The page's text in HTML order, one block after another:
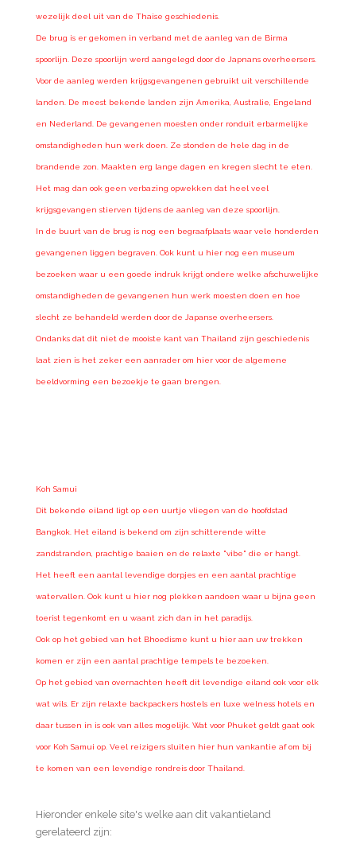
wezelijk deel uit van de Thaise geschiedenis.
De brug is er gekomen in verband met de aanleg van de Birma
spoorlijn. Deze spoorlijn werd aangelegd door de Japnans overheersers.
Voor de aanleg werden krijgsgevangenen gebruikt uit verschillende
landen. De meest bekende landen zijn Amerika, Australie, Engeland
en Nederland. De gevangenen moesten onder ronduit erbarmelijke
omstandigheden hun werk doen. Ze stonden de hele dag in de
brandende zon. Maakten erg lange dagen en kregen slecht te eten.
Het mag dan ook geen verbazing opwekken dat heel veel
krijgsgevangen stierven tijdens de aanleg van deze spoorlijn.
In de buurt van de brug is nog een begraafplaats waar vele honderden
gevangenen liggen begraven. Ook kunt u hier nog een museum
bezoeken waar u een goede indruk krijgt ondere welke afschuwelijke
omstandigheden de gevangenen hun werk moesten doen en hoe
slecht ze behandeld werden door de Japanse overheersers.
Ondanks dat dit niet de mooiste kant van Thailand zijn geschiedenis
laat zien is het zeker een aanrader om hier voor de algemene
beeldvorming een bezoekje te gaan brengen.
Koh Samui
Dit bekende eiland ligt op een uurtje vliegen van de hoofdstad
Bangkok. Het eiland is bekend om zijn schitterende witte
zandstranden, prachtige baaien en de relaxte "vibe" die er hangt.
Het heeft een aantal levendige dorpjes en een aantal prachtige
watervallen. Ook kunt u hier nog plekken aandoen waar u bijna geen
toerist tegenkomt en u waant zich dan in het paradijs.
Ook op het gebied van het Bhoedisme kunt u hier aan uw trekken
komen er zijn een aantal prachtige tempels te bezoeken.
Op het gebied van overnachten heeft dit levendige eiland ook voor elk
wat wils. Er zijn relaxte backpackers hostels en luxe welness hotels en
daar tussen in is ook van alles mogelijk. Wat voor Phuket geldt gaat ook
voor Koh Samui op. Veel reizigers sluiten hier hun vankantie af om bij
te komen van een levendige rondreis door Thailand.
Hieronder enkele site's welke aan dit vakantieland
gerelateerd zijn: